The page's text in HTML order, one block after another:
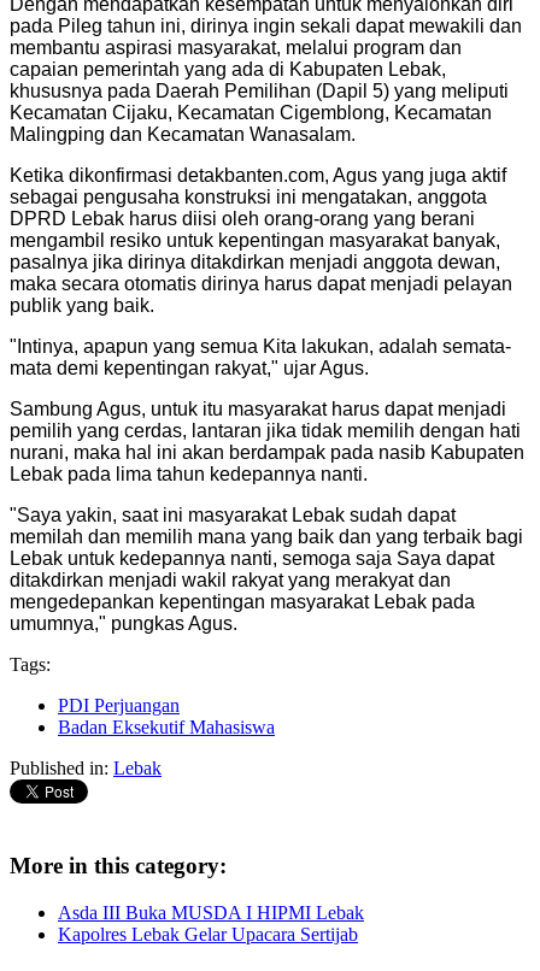
Dengan mendapatkan kesempatan untuk menyalonkan diri
pada Pileg tahun ini, dirinya ingin sekali dapat mewakili dan
membantu aspirasi masyarakat, melalui program dan
capaian pemerintah yang ada di Kabupaten Lebak,
khususnya pada Daerah Pemilihan (Dapil 5) yang meliputi
Kecamatan Cijaku, Kecamatan Cigemblong, Kecamatan
Malingping dan Kecamatan Wanasalam.
Ketika dikonfirmasi detakbanten.com, Agus yang juga aktif
sebagai pengusaha konstruksi ini mengatakan, anggota
DPRD Lebak harus diisi oleh orang-orang yang berani
mengambil resiko untuk kepentingan masyarakat banyak,
pasalnya jika dirinya ditakdirkan menjadi anggota dewan,
maka secara otomatis dirinya harus dapat menjadi pelayan
publik yang baik.
"Intinya, apapun yang semua Kita lakukan, adalah semata-
mata demi kepentingan rakyat," ujar Agus.
Sambung Agus, untuk itu masyarakat harus dapat menjadi
pemilih yang cerdas, lantaran jika tidak memilih dengan hati
nurani, maka hal ini akan berdampak pada nasib Kabupaten
Lebak pada lima tahun kedepannya nanti.
"Saya yakin, saat ini masyarakat Lebak sudah dapat
memilah dan memilih mana yang baik dan yang terbaik bagi
Lebak untuk kedepannya nanti, semoga saja Saya dapat
ditakdirkan menjadi wakil rakyat yang merakyat dan
mengedepankan kepentingan masyarakat Lebak pada
umumnya," pungkas Agus.
Tags:
PDI Perjuangan
Badan Eksekutif Mahasiswa
Published in: Lebak
More in this category:
Asda III Buka MUSDA I HIPMI Lebak
Kapolres Lebak Gelar Upacara Sertijab